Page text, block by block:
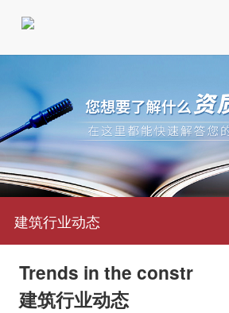
建筑行业动态
资质升级
建筑行业动态
资质标准
Trends in the constr
建筑行业动态